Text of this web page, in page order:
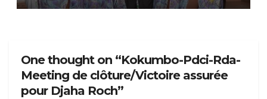
One thought on “Kokumbo-Pdci-Rda-
Meeting de clôture/Victoire assurée
pour Djaha Roch”